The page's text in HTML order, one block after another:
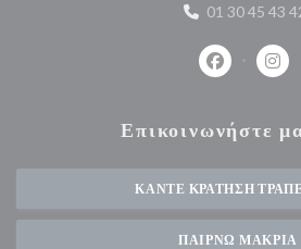
01 30 45 43
Facebook
Επικοινωνήστε
ΚΆΝΤΕ ΚΡΆΤΗΣΗ
ΠΑΊΡΝΩ ΜΑΚΡΙΆ